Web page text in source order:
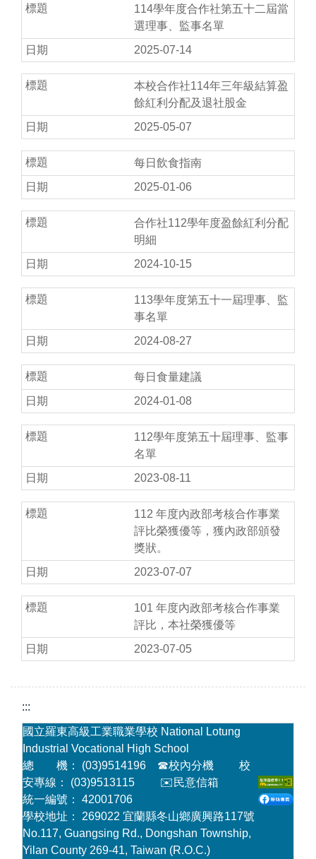
114學年度合作社第五十二屆當
選理事、監事名單
2025-07-14
本校合作社114年三年級結算盈
餘紅利分配及退社股金
2025-05-07
每日飲食指南
2025-01-06
合作社112學年度盈餘紅利分配
明細
2024-10-15
113學年度第五十一屆理事、監
事名單
2024-08-27
每日食量建議
2024-01-08
112學年度第五十屆理事、監事
名單
2023-08-11
112 年度內政部考核合作事業
評比榮獲優等，獲內政部頒發
獎狀。
2023-07-07
101 年度內政部考核合作事業
評比，本社榮獲優等
2023-07-05
:::
國立羅東高級工業職業學校 National Lotung
Industrial Vocational High School
總 機： (03)9514196 ☎校內分機
校
安專線： (03)9513115 ✉️民意信箱
統一編號： 42001706
學校地址： 269022 宜蘭縣冬山鄉廣興路117號
No.117, Guangsing Rd., Dongshan Township,
Yilan County 269-41, Taiwan (R.O.C.)